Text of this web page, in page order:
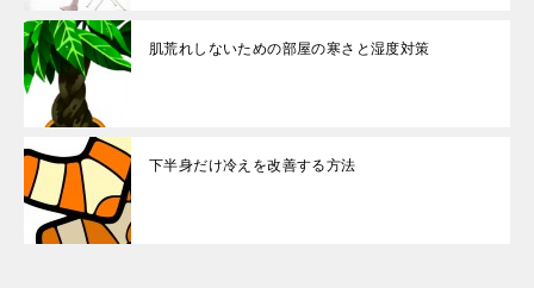
肌荒れしないための部屋の寒さと湿度対策
下半身だけ冷えを改善する方法